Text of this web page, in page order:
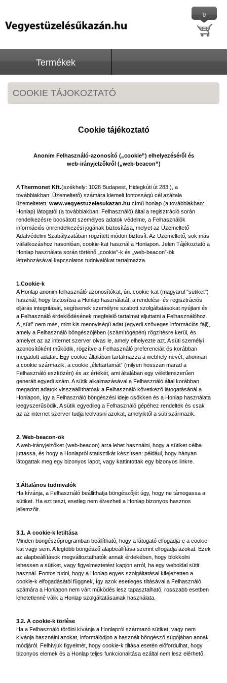
0
Termékek
COOKIE TÁJOKOZTATÓ
Cookie tájékoztató
Anonim Felhasználó-azonosító („cookie”) elhelyezéséről és
web-irányjelzőkről („web-beacon”)
AThermonet Kft.(székhely: 1028 Budapest, Hidegkúti út 283.), a
továbbiakban: Üzemeltető) számára kiemelt fontosságú cél azáltala
üzemeltetett, www.vegyestuzelesukazan.hu című honlap (a továbbiakban:
Honlap) látogatói (a továbbiakban: Felhasználó) által a regisztráció során
rendelkezésre bocsátott személyes adatok védelme, a Felhasználók
információs önrendelkezési jogának biztosítása, melyet az Üzemeltető
Adatvédelmi Szabályzatában rögzített módon biztosít. Az Üzemeltető, sok más
vállalkozáshoz hasonlóan, cookie-kat használ a Honlapon. Jelen Tájékoztató a
Honlap használata során történő „cookie”-k és „web-beacon”-ök
létrehozásával kapcsolatos tudnivalókat tartalmazza.
1.Cookie-k
A Honlap anonim felhasználó-azonosítókat, ún. cookie-kat (magyarul "sütiket")
használ, hogy biztosítsa a Honlap használatát, a rendelési- és regisztrációs
eljárás integritását, segítsenek személyre szabott szolgáltatásokat nyújtani és
a Felhasználó érdeklődésének megfelelő tartalmat eljuttatni a Felhasználóhoz.
A „süti” nem más, mint kis mennyiségű adat (egyedi szöveges információs fájl),
amely a Felhasználó böngészőjében (számítógépén) rögzítésre kerül, és
amelyet az az internet szerver olvas le, amely elhelyezte azt. A süti személyi
azonosítóként működik, rögzítve a Felhasználó preferenciáit és korábban
megadott adatait. Egy cookie általában tartalmazza a webhely nevét, ahonnan
a cookie származik, a cookie „élettartamát” (milyen hosszan marad a
Felhasználó eszközén) és az értékét, ami általában egy véletlenszerűen
generált egyedi szám. A sütik alkalmazásával a Felhasználó által korábban
megadott adatok visszaállíthatóak a Felhasználó következő látogatásánál a
Honlapon, így a Felhasználó böngészési ideje csökken és a Honlap használata
leegyszerűsödik. A sütik egyedileg a Felhasználó gépéhez rendeltek és csak
az az internet szerver tudja leolvasni azokat, amelyiktől a süti származik.
2. Web-beacon-ök
A web-irányjelzőket (web-beacon) arra lehet használni, hogy a sütiket célba
juttassa, és hogy a Honlapról statisztikát készítsen: például, hogy hányan
látogattak meg egy bizonyos lapot, vagy kattintottak egy bizonyos linkre.
3.Általános tudnivalók
Ha kívánja, a Felhasználó beállíthatja böngészőjét úgy, hogy ne támogassa a
sütiket. Ha ezt teszi, esetleg nem élvezheti a Honlap bizonyos hasznos
jellemzőit.
3.1. A cookie-k letiltása
Minden böngészőprogramban beállítható, hogy a látogató elfogadja-e a cookie-
kat vagy sem. A legtöbb böngésző alapbeállítása szerint elfogadja azokat. Ezek
az alapbeállítások megváltoztathatók annak érdekében, hogy blokkolni
lehessen a sütiket, vagy figyelmeztetést kapjon arról, ha egy weboldal sütit
használ. Fontos tudni, hogy a Honlap egyes szolgáltatásai kifejezetten a
cookie-k elfogadásától függnek, így azok esetleges tiltásával a Felhasználó
számára a Honlapon nem várt működés lesz tapasztalható, rosszabb esetben
lehetetlenné válik a Honlap szolgáltatásainak használata.
3.2. A cookie-k törlése
Ha a Felhasználó törölni kívánja a Honlapról származó sütiket, vagy nem
kívánja használni azokat, informálódjon a használt böngésző súgójában annak
módjáról. Felhívjuk figyelmét, hogy cookie-k tiltása esetén előfordulhat, hogy
bizonyos elemek és a Honlap teljes funkcionalitása ezáltal nem lesz elérhető.